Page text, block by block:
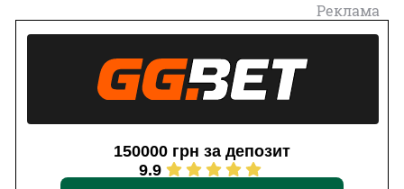
Реклама
150000 грн за депозит
9.9